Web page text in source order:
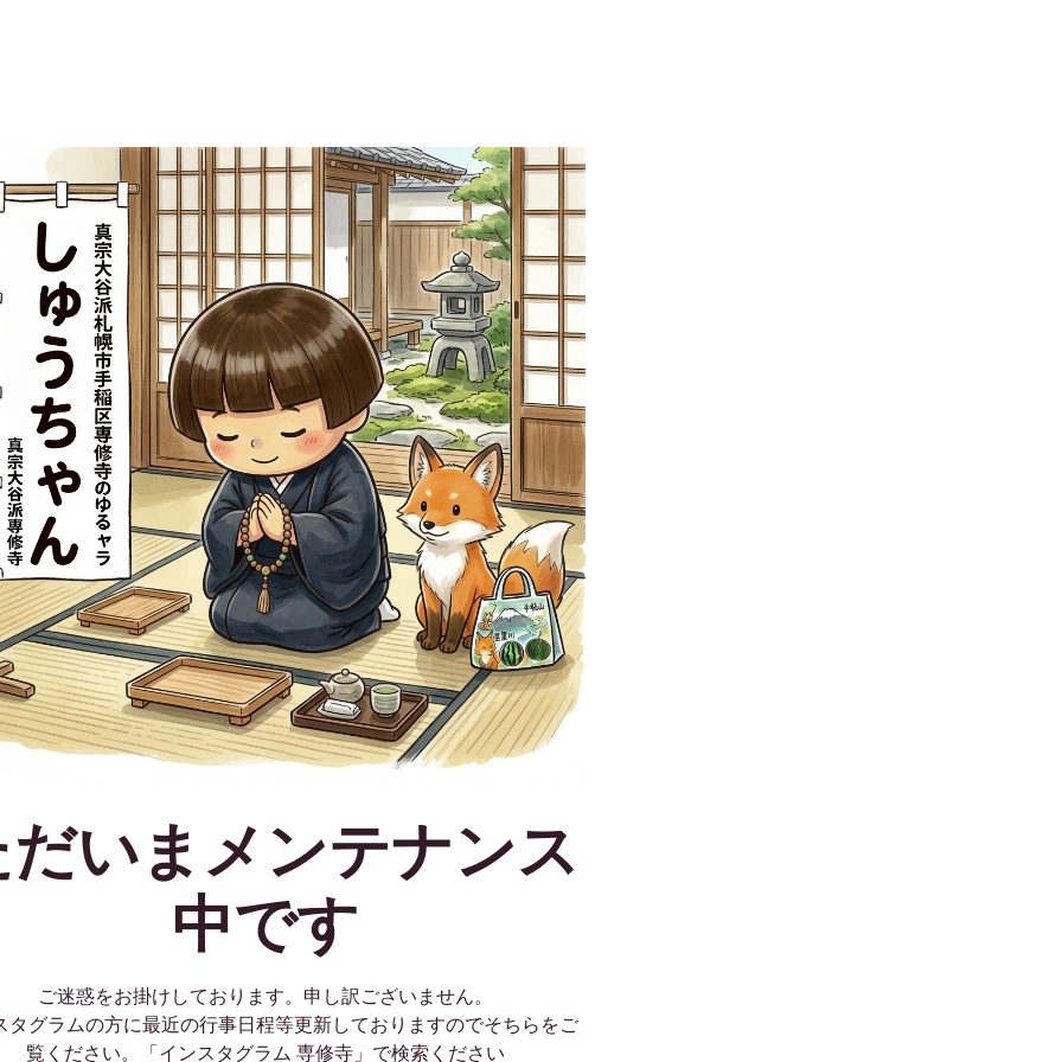
いまメンテナンス
中です
ご迷惑をお掛けしております。申し訳ございません。
タグラムの方に最近の行事日程等更新しておりますのでそちらをご
覧ください。「インスタグラム 専修寺」で検索ください